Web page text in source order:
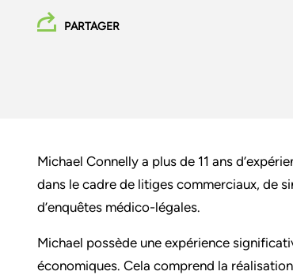
PARTAGER
Michael Connelly a plus de 11 ans
dans le cadre de litiges commerciaux, de
d’enquêtes médico-légales.
Michael possède une expérience
économiques. Cela comprend la